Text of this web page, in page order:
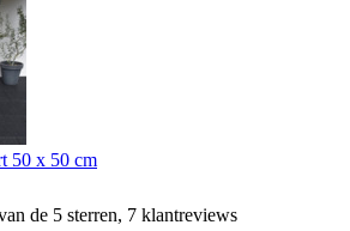
50 x 50 cm
de 5 sterren, 7 klantreviews